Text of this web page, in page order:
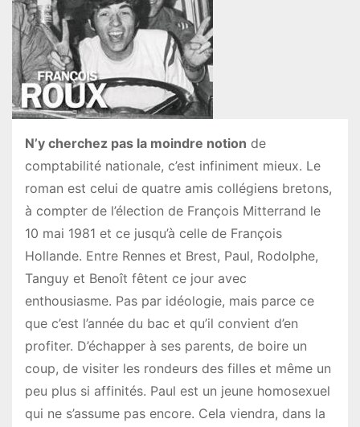
N’y cherchez pas la moindre notion de
comptabilité nationale, c’est infiniment mieux. Le
roman est celui de quatre amis collégiens bretons,
à compter de l’élection de François Mitterrand le
10 mai 1981 et ce jusqu’à celle de François
Hollande. Entre Rennes et Brest, Paul, Rodolphe,
Tanguy et Benoît fêtent ce jour avec
enthousiasme. Pas par idéologie, mais parce ce
que c’est l’année du bac et qu’il convient d’en
profiter. D’échapper à ses parents, de boire un
coup, de visiter les rondeurs des filles et même un
peu plus si affinités. Paul est un jeune homosexuel
qui ne s’assume pas encore. Cela viendra, dans la